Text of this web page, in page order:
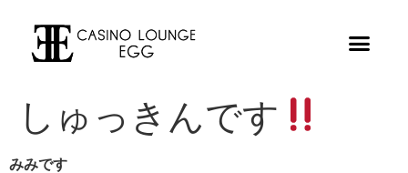
しゅっきんです
みみです